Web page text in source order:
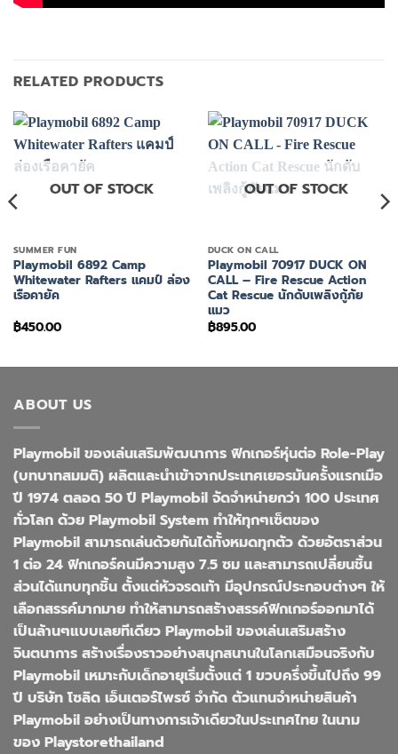
RELATED PRODUCTS
OUT OF STOCK
SUMMER FUN
Playmobil 6892 Camp
Whitewater Rafters แคมป์ ล่อง
เรือคายัค
฿450.00
OUT OF STOCK
DUCK ON CALL
Playmobil 70917 DUCK ON
CALL – Fire Rescue Action
Cat Rescue นักดับเพลิงกู้ภัย
แมว
฿895.00
ABOUT US
Playmobil ของเล่นเสริมพัฒนาการ ฟิกเกอร์หุ่นต่อ Role-Play
(บทบาทสมมติ) ผลิตและนำเข้าจากประเทศเยอรมันครั้งแรกเมือ
ปี 1974 ตลอด 50 ปี Playmobil จัดจำหน่ายกว่า 100 ประเทศ
ทั่วโลก ด้วย Playmobil System ทำให้ทุกๆเซ็ตของ
Playmobil สามารถเล่นด้วยกันได้ทั้งหมดทุกตัว ด้วยอัตราส่วน
1 ต่อ 24 ฟิกเกอร์คนมีความสูง 7.5 ซม และสามารถเปลี่ยนชิ้น
ส่วนได้แทบทุกชิ้น ตั้งแต่หัวจรดเท้า มีอุปกรณ์ประกอบต่างๆ ให้
เลือกสรรค์มากมาย ทำให้สามารถสร้างสรรค์ฟิกเกอร์ออกมาได้
เป็นล้านๆแบบเลยทีเดียว Playmobil ของเล่นเสริมสร้าง
จินตนาการ สร้างเรื่องราวอย่างสนุกสนานในโลกเสมือนจริงกับ
Playmobil เหมาะกับเด็กอายุเริ่มตั้งแต่ 1 ขวบครึ่งขึ้นไปถึง 99
ปี บริษัท โซลิด เอ็นเตอร์ไพรซ์ จำกัด ตัวแทนจำหน่ายสินค้า
Playmobil อย่างเป็นทางการเจ้าเดียวในประเทศไทย ในนาม
ของ Playstorethailand